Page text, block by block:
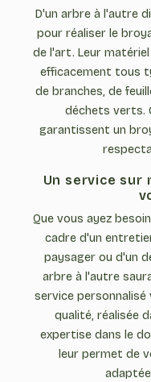
D'un arbre à l'autre
pour réaliser le
de l'art. Leur
efficacement tous
de branches, de
déchets verts.
garantissent un
Un service sur
Que vous ayez
cadre d'un
paysager ou d'un
arbre à l'autre
service
qualité, réalisée
expertise dans le
leur permet de